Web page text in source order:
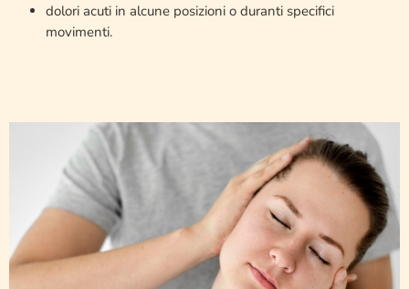
dolori acuti in alcune posizioni o duranti specifici
movimenti.